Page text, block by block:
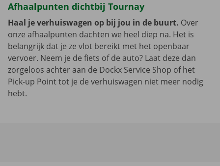
Afhaalpunten dichtbij Tournay
Haal je verhuiswagen op bij jou in de buurt. Over
onze afhaalpunten dachten we heel diep na. Het is
belangrijk dat je ze vlot bereikt met het openbaar
vervoer. Neem je de fiets of de auto? Laat deze dan
zorgeloos achter aan de Dockx Service Shop of het
Pick-up Point tot je de verhuiswagen niet meer nodig
hebt.